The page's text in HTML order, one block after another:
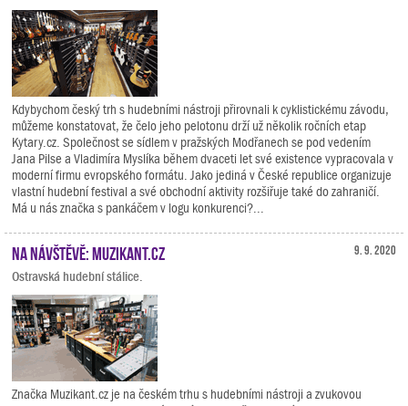
Kdybychom český trh s hudebními nástroji přirovnali k cyklistickému závodu,
můžeme konstatovat, že čelo jeho pelotonu drží už několik ročních etap
Kytary.cz. Společnost se sídlem v pražských Modřanech se pod vedením
Jana Pilse a Vladimíra Myslíka během dvaceti let své existence vypracovala v
moderní firmu evropského formátu. Jako jediná v České republice organizuje
vlastní hudební festival a své obchodní aktivity rozšiřuje také do zahraničí.
Má u nás značka s pankáčem v logu konkurenci?...
9. 9. 2020
Na návštěvě: Muzikant.cz
Ostravská hudební stálice.
Značka Muzikant.cz je na českém trhu s hudebními nástroji a zvukovou